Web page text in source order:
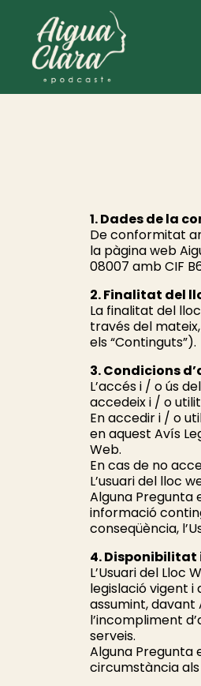
1. Dades de la
De conformitat
la pàgina web
08007 amb CIF
2. Finalitat del
La finalitat del
través del
els “Continguts”).
3. Condicions
L’accés i / o ús
accedeix i / o
En accedir i / o
en aquest Avís
Web.
En cas de no
L’usuari del lloc
Alguna Pregunta
informació
conseqüència,
4. Disponibilitat
L’Usuari del
legislació vigent i
assumint, davant
l’incompliment
serveis.
Alguna
circumstància